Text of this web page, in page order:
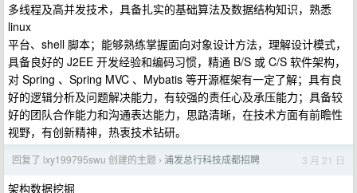
多线程及高并发技术，具备扎实的基础算法及数据结构知识，熟悉
linux
平台、shell 脚本；能够熟练掌握面向对象设计方法，理解设计模式，
具备良好的 J2EE 开发经验和编码习惯，精通 B/S 或 C/S 软件架构，
对 Spring 、Spring MVC 、Mybatis 等开源框架有一定了解；具有良
好的逻辑分析及问题解决能力，有较强的责任心及承压能力；具备较
好的团队合作能力和沟通表达能力，思路清晰，在技术方面有前瞻性
视野，有创新精神，热衷技术钻研。
回复了 lxy199795swu 创建的主题 › 浦发总行科技成都招聘 3 月 21 日
架构数据挖掘